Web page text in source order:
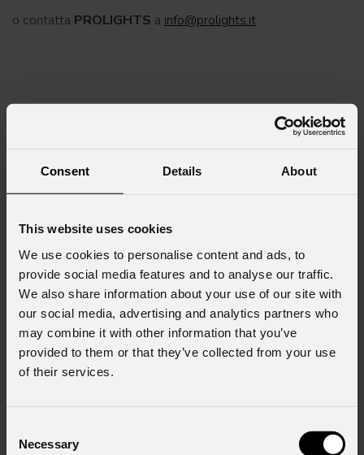
Consent Details About
This website uses cookies
We use cookies to personalise content and ads, to
provide social media features and to analyse our traffic.
We also share information about your use of our site with
our social media, advertising and analytics partners who
may combine it with other information that you’ve
provided to them or that they’ve collected from your use
of their services.
Selection
Necessary
o contatta PROLIGHTS a info@prolights.it.
Nome*
Cognome*